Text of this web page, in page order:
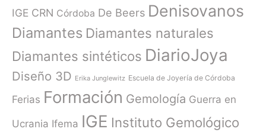
IGE CRN Córdoba De Beers Denisovanos
Diamantes Diamantes naturales
Diamantes sintéticos DiarioJoya
Diseño 3D Erika Junglewitz Escuela de Joyería de Córdoba
Ferias Formación Gemología Guerra en
Ucrania Ifema IGE Instituto Gemológico